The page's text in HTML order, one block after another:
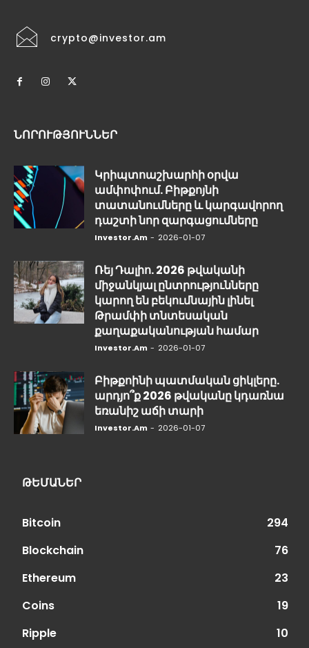
crypto@investor.am
ՆՈՐՈՒԹՅՈՒՆՆԵՐ
Կրիպտոաշխարհի օրվա
ամփոփում. Բիթքոյնի
տատանումները և կարգավորող
դաշտի նոր զարգացումները
Investor.am - 2026-01-07
Ռեյ Դալիո. 2026 թվականի
միջանկյալ ընտրությունները
կարող են բեկումնային լինել
Թրամփի տնտեսական
քաղաքականության համար
Investor.am - 2026-01-07
Բիթքոինի պատմական ցիկլերը.
արդյո՞ք 2026 թվականը կդառնա
եռանիշ աճի տարի
Investor.am - 2026-01-07
ԹԵՄԱՆԵՐ
Bitcoin
294
Blockchain
76
Ethereum
23
Coins
19
Ripple
10